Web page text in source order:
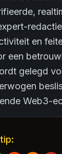
en
een
gelegd
Web3-